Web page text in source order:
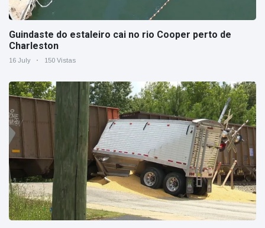
Guindaste do estaleiro cai no rio Cooper perto de
Charleston
16 July 150 Vistas